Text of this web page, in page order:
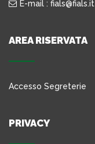
E-mail : fials@fials.it
AREA RISERVATA
Accesso Segreterie
PRIVACY